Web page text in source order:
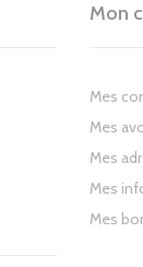
Mon
Mes
Mes
Mes
Mes
Mes